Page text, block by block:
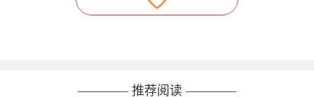
———— 推荐阅读 ————